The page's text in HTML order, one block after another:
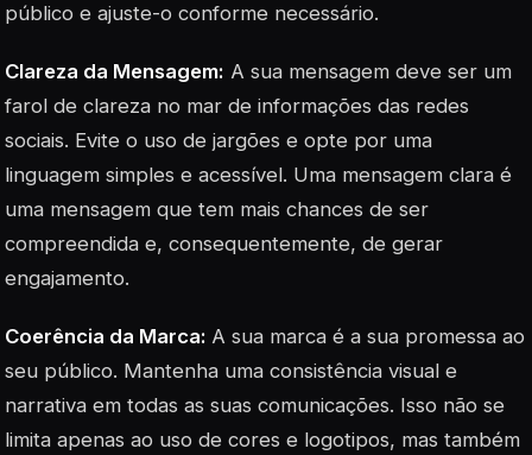
público e ajuste-o conforme necessário.
Clareza da Mensagem: A sua mensagem deve ser um
farol de clareza no mar de informações das redes
sociais. Evite o uso de jargões e opte por uma
linguagem simples e acessível. Uma mensagem clara é
uma mensagem que tem mais chances de ser
compreendida e, consequentemente, de gerar
engajamento.
Coerência da Marca: A sua marca é a sua promessa ao
seu público. Mantenha uma consistência visual e
narrativa em todas as suas comunicações. Isso não se
limita apenas ao uso de cores e logotipos, mas também